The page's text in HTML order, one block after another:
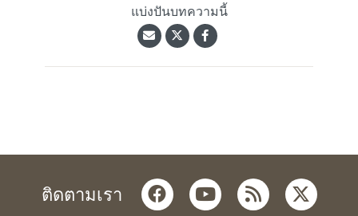
แบ่งปันบทความนี้
ติดตามเรา facebookyoutube
rss twitter